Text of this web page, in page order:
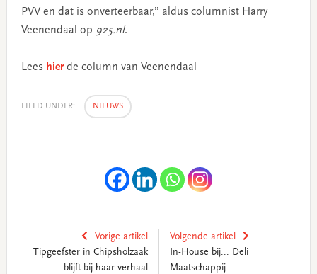
PVV en dat is onverteerbaar,” aldus columnist Harry
Veenendaal op 925.nl.
Lees hierde column van Veenendaal
FILED UNDER: NIEUWS
Vorige artikel
Tipgeefster in Chipsholzaak
blijft bij haar verhaal
Volgende artikel
In-House bij... Deli
Maatschappij